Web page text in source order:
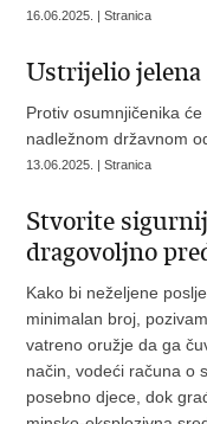
16.06.2025. | Stranica
Ustrijelio jelena
Protiv osumnjičenika
nadležnom državnom
13.06.2025. | Stranica
Stvorite
dragovoljno
Kako bi neželjene
minimalan broj,
vatreno oružje da ga
način, vodeći računa o
posebno djece, dok